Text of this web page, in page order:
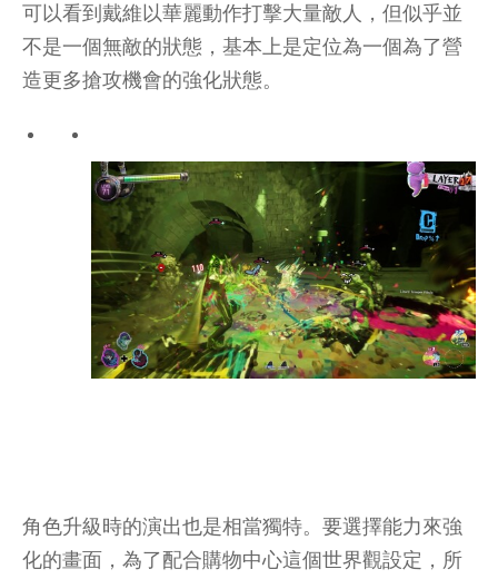
可以看到戴維以華麗動作打擊大量敵人，但似乎並
不是一個無敵的狀態，基本上是定位為一個為了營
造更多搶攻機會的強化狀態。
角色升級時的演出也是相當獨特。要選擇能力來強
化的畫面，為了配合購物中心這個世界觀設定，所